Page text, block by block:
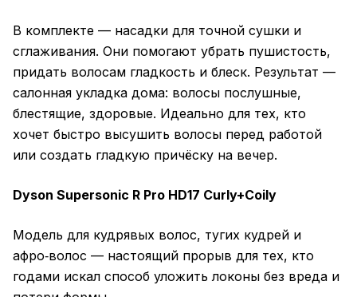
В комплекте — насадки для точной сушки и
сглаживания. Они помогают убрать пушистость,
придать волосам гладкость и блеск. Результат —
салонная укладка дома: волосы послушные,
блестящие, здоровые. Идеально для тех, кто
хочет быстро высушить волосы перед работой
или создать гладкую причёску на вечер.
Dyson Supersonic R Pro HD17 Curly+Coily
Модель для кудрявых волос, тугих кудрей и
афро‑волос — настоящий прорыв для тех, кто
годами искал способ уложить локоны без вреда и